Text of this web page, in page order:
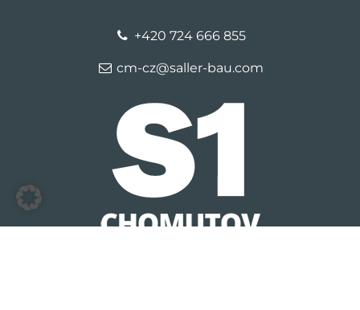
+420 724 666 855
cm-cz@saller-bau.com